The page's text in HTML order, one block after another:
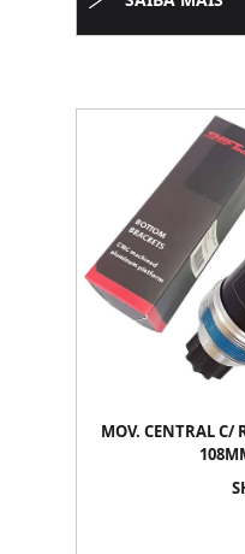
MOV. CENTRAL C/